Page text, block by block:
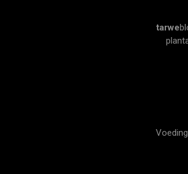
tarwe